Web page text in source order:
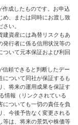
成したものです。お申込
め、または同時にお渡し致
い。
建資産には為替リスクもあ
発行者に係る信用状況等の
ついて元本保証および利回
頼できると判断したデー
について同社が保証するも
、将来の運用成果を保証す
情報（リンクされている
についても一切の責任を負
、今後予告なく変更される
等は、将来の景気や株価等